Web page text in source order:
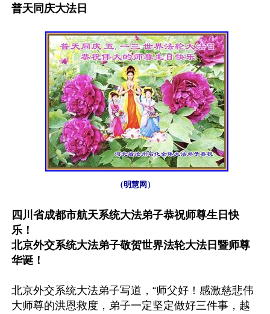
普天同庆大法日
（明慧网）
四川省成都市航天系统大法弟子恭祝师尊生日快
乐！
北京外交系统大法弟子敬贺世界法轮大法日暨师尊
华诞！
北京外交系统大法弟子写道，“师父好！感激慈悲伟
大师尊的洪恩救度，弟子一定坚定做好三件事，越